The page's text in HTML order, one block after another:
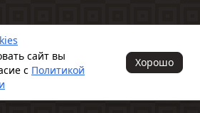
и информация, размещенная на нем,
носят исключительно
и ни при каких условиях не является
положениями ч. 2 ст. 437
Федерации
сайт вы
с Политикой
Хорошо